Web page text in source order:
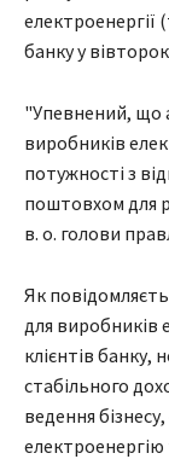
електроенергії
банку у
"Упевнений, що
виробників
потужності з
поштовхом для
в. о. голови
Як
для виробників
клієнтів банку,
стабільного
ведення
електроенергію